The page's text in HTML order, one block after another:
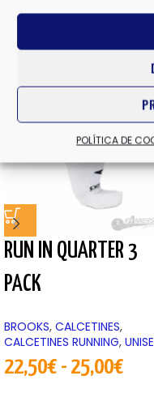
POLÍTICA DE
-10%
RUN IN QUARTER 3
PACK
BROOKS, CALCETINES,
CALCETINES RUNNING,
22,50€ - 25,00€